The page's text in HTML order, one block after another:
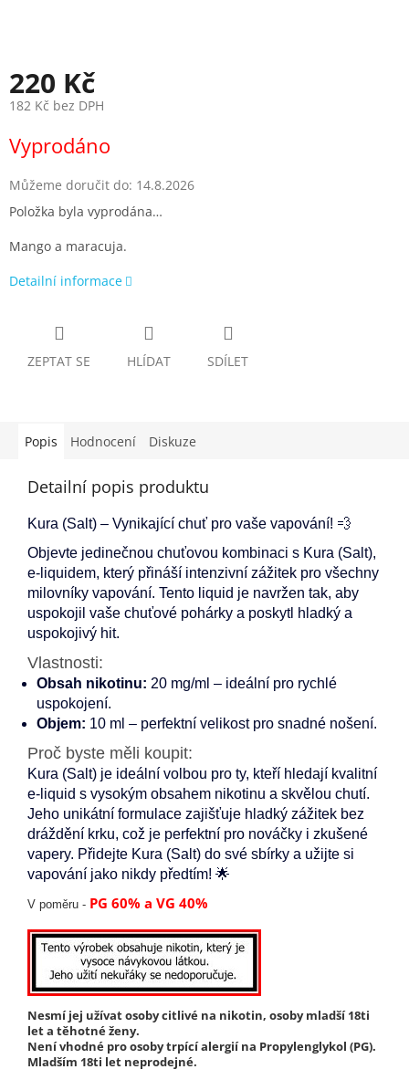
220 Kč
182 Kč bez DPH
cena:
Vyprodáno
Můžeme doručit do: 14.8.2026
Položka byla vyprodána…
Mango a maracuja.
Detailní informace
ZEPTAT SE HLÍDAT SDÍLET
Popis Hodnocení Diskuze
Detailní popis produktu
Kura (Salt) – Vynikající chuť pro vaše vapování! 💨
Objevte jedinečnou chuťovou kombinaci s Kura (Salt),
e-liquidem, který přináší intenzivní zážitek pro všechny
milovníky vapování. Tento liquid je navržen tak, aby
uspokojil vaše chuťové pohárky a poskytl hladký a
uspokojivý hit.
Vlastnosti:
Obsah nikotinu: 20 mg/ml – ideální pro rychlé
uspokojení.
Objem: 10 ml – perfektní velikost pro snadné nošení.
Proč byste měli koupit:
Kura (Salt) je ideální volbou pro ty, kteří hledají kvalitní
e-liquid s vysokým obsahem nikotinu a skvělou chutí.
Jeho unikátní formulace zajišťuje hladký zážitek bez
dráždění krku, což je perfektní pro nováčky i zkušené
vapery. Přidejte Kura (Salt) do své sbírky a užijte si
vapování jako nikdy předtím! 🌟
V poměru - PG 60% a VG 40%
Nesmí jej užívat osoby citlivé na nikotin, osoby mladší 18ti
let a těhotné ženy.
Není vhodné pro osoby trpící alergií na Propylenglykol (PG).
Mladším 18ti let neprodejné.